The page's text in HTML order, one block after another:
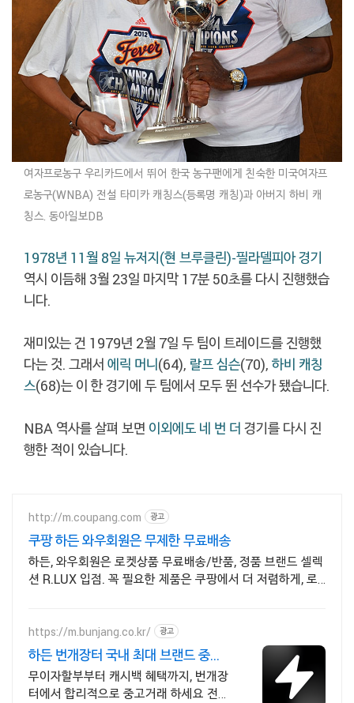
여자프로농구 우리카드에서 뛰어 한국 농구팬에게 친숙한 미국여자프
로농구(WNBA) 전설 타미카 캐칭스(등록명 캐칭)과 아버지 하비 캐
칭스. 동아일보DB
1978년 11월 8일 뉴저지(현 브루클린)-필라델피아 경기
역시 이듬해 3월 23일 마지막 17분 50초를 다시 진행했습
니다.
재미있는 건 1979년 2월 7일 두 팀이 트레이드를 진행했
다는 것. 그래서 에릭 머니(64), 랄프 심슨(70), 하비 캐칭
스(68)는 이 한 경기에 두 팀에서 모두 뛴 선수가 됐습니다.
NBA 역사를 살펴 보면 이외에도 네 번 더 경기를 다시 진
행한 적이 있습니다.
http://m.coupang.com 광고
쿠팡 하든 와우회원은 무제한 무료배송
하든, 와우회원은 로켓상품 무료배송/반품, 정품 브랜드 셀렉
션 R.LUX 입점. 꼭 필요한 제품은 쿠팡에서 더 저렴하게, 로
https://m.bunjang.co.kr/ 광고
하든 번개장터 국내 최대 브랜드 중고
거래
무이자할부부터 캐시백 혜택까지, 번개장
터에서 합리적으로 중고거래 하세요 전국